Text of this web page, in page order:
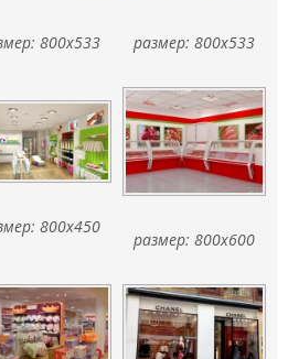
800x533 размер: 800x533
800x450
размер: 800x600